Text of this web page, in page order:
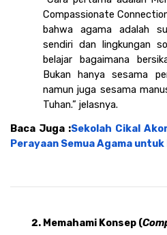
Compassionate
bahwa agama adalah
sendiri dan lingkungan
belajar bagaimana
Bukan hanya sesama
namun juga sesama
Tuhan.” jelasnya.
Baca Juga :Sekolah Cikal
Perayaan Semua Agama untuk
Memahami Konsep (